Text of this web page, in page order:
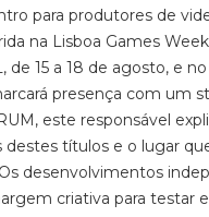
para produtores de
na Lisboa Games
de 15 a 18 de agosto, e
presença com um
este responsável
destes títulos e o lugar
desenvolvimentos
criativa para testar